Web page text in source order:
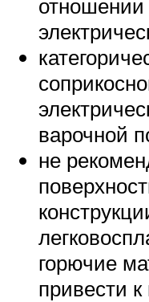
отношении
варочной
не
горючие
привести